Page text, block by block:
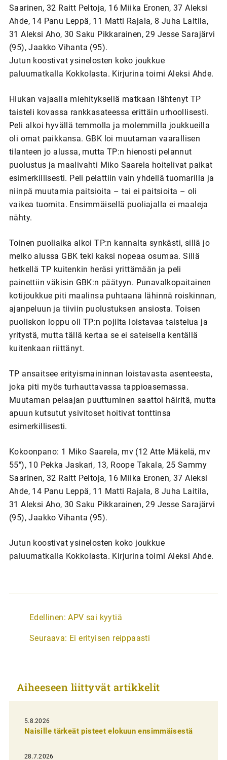
Saarinen, 32 Raitt Peltoja, 16 Miika Eronen, 37 Aleksi
Ahde, 14 Panu Leppä, 11 Matti Rajala, 8 Juha Laitila,
31 Aleksi Aho, 30 Saku Pikkarainen, 29 Jesse Sarajärvi
(95), Jaakko Vihanta (95).
Jutun koostivat ysinelosten koko joukkue
paluumatkalla Kokkolasta. Kirjurina toimi Aleksi Ahde.
Hiukan vajaalla miehityksellä matkaan lähtenyt TP
taisteli kovassa rankkasateessa erittäin urhoollisesti.
Peli alkoi hyvällä temmolla ja molemmilla joukkueilla
oli omat paikkansa. GBK loi muutaman vaarallisen
tilanteen jo alussa, mutta TP:n hienosti pelannut
puolustus ja maalivahti Miko Saarela hoitelivat paikat
esimerkillisesti. Peli pelattiin vain yhdellä tuomarilla ja
niinpä muutamia paitsioita – tai ei paitsioita – oli
vaikea tuomita. Ensimmäisellä puoliajalla ei maaleja
nähty.
Toinen puoliaika alkoi TP:n kannalta synkästi, sillä jo
melko alussa GBK teki kaksi nopeaa osumaa. Sillä
hetkellä TP kuitenkin heräsi yrittämään ja peli
painettiin väkisin GBK:n päätyyn. Punavalkopaitainen
kotijoukkue piti maalinsa puhtaana lähinnä roiskinnan,
ajanpeluun ja tiiviin puolustuksen ansiosta. Toisen
puoliskon loppu oli TP:n pojilta loistavaa taistelua ja
yritystä, mutta tällä kertaa se ei sateisella kentällä
kuitenkaan riittänyt.
TP ansaitsee erityismaininnan loistavasta asenteesta,
joka piti myös turhauttavassa tappioasemassa.
Muutaman pelaajan puuttuminen saattoi häiritä, mutta
apuun kutsutut ysivitoset hoitivat tonttinsa
esimerkillisesti.
Kokoonpano: 1 Miko Saarela, mv (12 Atte Mäkelä, mv
55"), 10 Pekka Jaskari, 13, Roope Takala, 25 Sammy
Saarinen, 32 Raitt Peltoja, 16 Miika Eronen, 37 Aleksi
Ahde, 14 Panu Leppä, 11 Matti Rajala, 8 Juha Laitila,
31 Aleksi Aho, 30 Saku Pikkarainen, 29 Jesse Sarajärvi
(95), Jaakko Vihanta (95).
Jutun koostivat ysinelosten koko joukkue
paluumatkalla Kokkolasta. Kirjurina toimi Aleksi Ahde.
A
t
k
e
l
i
e
Edellinen: APV sai kyytiä
Seuraava: Ei erityisen reippaasti
Aiheeseen liittyvät artikkelit
5.8.2026
Naisille tärkeät pisteet elokuun ensimmäisestä
28.7.2026